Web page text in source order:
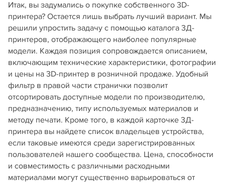
Итак, вы задумались о покупке собственного 3D-
принтера? Остается лишь выбрать лучший вариант. Мы
решили упростить задачу с помощью каталога 3Д-
принтеров, отображающего наиболее популярные
модели. Каждая позиция сопровождается описанием,
включающим технические характеристики, фотографии
и цены на 3D-принтер в розничной продаже. Удобный
фильтр в правой части странички позволит
отсортировать доступные модели по производителю,
предназначению, типу используемых материалов и
методу печати. Кроме того, в каждой карточке 3Д-
принтера вы найдете список владельцев устройства,
если таковые имеются среди зарегистрированных
пользователей нашего сообщества. Цена, способности
и совместимость с различными расходными
материалами могут существенно варьироваться от